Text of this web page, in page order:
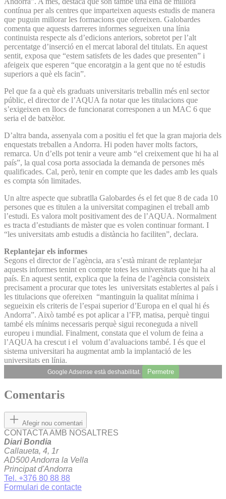
contínua per als centres que imparteixen aquests estudis de manera
que puguin millorar les formacions que ofereixen. Galobardes
comenta que aquests darreres informes segueixen una línia
continuista respecte als d’edicions anteriors, sobretot per l’alt
percentatge d’inserció en el mercat laboral del titulats. En aquest
sentit, exposa que “estem satisfets de les dades que presenten” i
afeigeix que esperen “que encoratgin a la gent que no té estudis
superiors a què els facin”.
Pel que fa a què els graduats universitaris treballin més enl sector
públic, el director de l’AQUA fa notar que les titulacions que
s’exigeixen en llocs de funcionarat corresponen a un MAC 6 que
seria el de batxèlor.
D’altra banda, assenyala com a positiu el fet que la gran majoria dels
enquestats treballen a Andorra. Hi poden haver molts factors,
remarca. Un d’ells pot tenir a veure amb “el creixement que hi ha al
país”, la qual cosa porta associada la demanda de persones més
qualificades. Cal, però, tenir en compte que les dades amb les quals
es compta són limitades.
Un altre aspecte que subratlla Galobardes és el fet que 8 de cada 10
persones que es titulen a la universitat compaginen el treball amb
l’estudi. Es valora molt positivament des de l’AQUA. Normalment
es tracta d’estudiants de màster que es volen continuar formant. I
“les universitats amb estudis a distància ho faciliten”, declara.
Replantejar els informes
Segons el director de l’agència, ara s’està mirant de replantejar
aquests informes tenint en compte totes les universitats que hi ha al
país. En aquest sentit, explica que la feina de l’agència consisteix
precisament a procurar que totes les universitats establertes al país i
les titulacions que ofereixen “mantinguin la qualitat mínima i
segueixin els criteris de l’espai superior d’Europa en el qual hi és
Andorra”. Això també es pot aplicar a l’FP, matisa, perquè tingui
també els mínims necessaris perquè sigui reconeguda a nivell
europeu i mundial. Finalment, constata que el volum de feina a
l’AQUA ha crescut i el volum d’avaluacions també. I és que el
sistema universitari ha augmentat amb la implantació de les
universitats en línia.
Google Adsense està deshabilitat. Permetre
Comentaris
Afegir nou comentari
CONTACTA AMB NOSALTRES
Diari Bondia
Callaueta, 4, 1r
AD500 Andorra la Vella
Principat d'Andorra
Tel. +376 80 88 88
Formulari de contacte